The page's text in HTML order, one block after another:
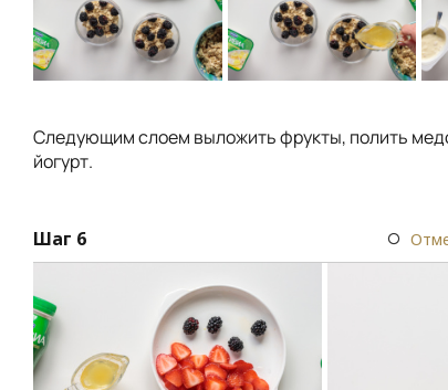
Следующим слоем выложить фрукты, полить
йогурт.
Шаг 6